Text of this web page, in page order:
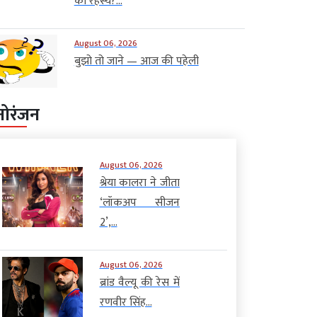
August 06, 2026
बुझो तो जाने — आज की पहेली
August 06, 2026
श्रेया कालरा ने जीता
‘लॉकअप सीजन
2’,...
August 06, 2026
ब्रांड वैल्यू की रेस में
रणवीर सिंह...